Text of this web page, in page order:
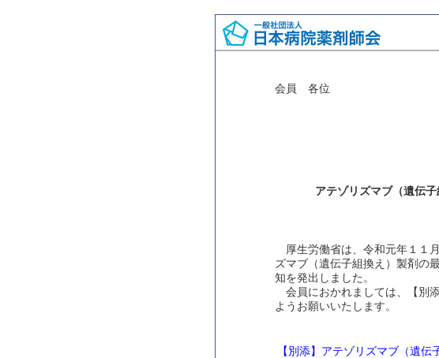
会員 各位
アテゾリズマブ（遺伝
厚生労働省は、令和元年１１
ズマブ（遺伝子組換え）製剤の
知を発出しました。
会員におかれましては、【別
ようお願いいたします。
【別添】アテゾリズマブ（遺